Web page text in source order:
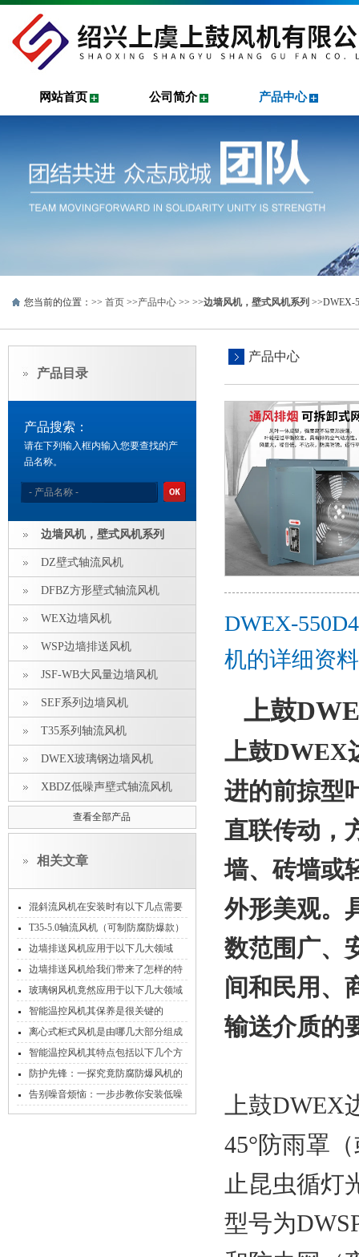
网站首页 公司简介 产品中心
您当前的位置：>> 首页 >>产品中心 >> >>边墙风机，壁式风机系列 >>DWEX-
产品目录
产品搜索：
请在下列输入框内输入您要查找的产
品名称。
边墙风机，壁式风机系列
DZ壁式轴流风机
DFBZ方形壁式轴流风机
WEX边墙风机
WSP边墙排送风机
JSF-WB大风量边墙风机
SEF系列边墙风机
T35系列轴流风机
DWEX玻璃钢边墙风机
XBDZ低噪声壁式轴流风机
查看全部产品
相关文章
混斜流风机在安装时有以下几点需要
注意！
T35-5.0轴流风机（可制防腐防爆款）
边墙排送风机应用于以下几大领域
边墙排送风机给我们带来了怎样的特
点呢？
玻璃钢风机竟然应用于以下几大领域
智能温控风机其保养是很关键的
离心式柜式风机是由哪几大部分组成
的呢？
智能温控风机其特点包括以下几个方
面
防护先锋：一探究竟防腐防爆风机的
神秘构造
告别噪音烦恼：一步步教你安装低噪
声轴流式风机
产品中心
DWEX-
机的详细资料
上鼓
上鼓DWEX
进的前掠型
直联传动，
墙、砖墙或
外形美观。
数范围广、
间和民用、
输送介质的
上鼓
45°防雨罩
止昆虫循灯
型号为